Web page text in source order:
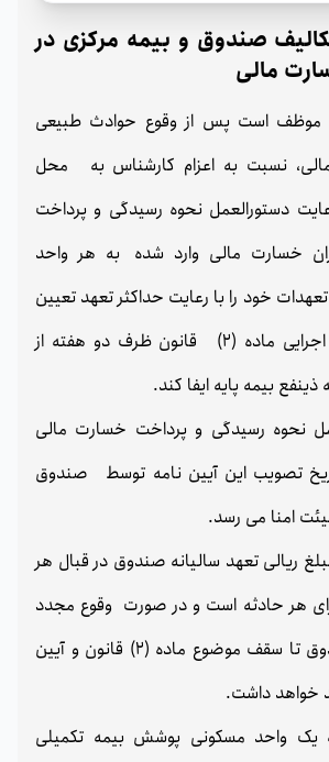
صندوق و بیمه مرکزی در
مالی
است پس از وقوع حوادث طبیعی
نسبت به اعزام کارشناس به محل
دستورالعمل نحوه رسیدگی و پرداخت
خسارت مالی وارد شده به هر واحد
خود را با رعایت حداکثر تعهد تعیین
شده در آیین نامه اجرایی ماده (2) قانون ظرف دو هفته از
بیمه پایه ایفا کند.
نحوه رسیدگی و پرداخت خسارت مالی
تصویب این آیین نامه توسط صندوق
امنا می رسد.
ریالی تعهد سالیانه صندوق در قبال هر
هر حادثه است و در صورت وقوع مجدد
حوادث طبیعی صدوق تا سقف موضوع ماده (2) قانون و آیین
خواهد داشت.
یک واحد مسکونی پوشش بیمه تکمیلی